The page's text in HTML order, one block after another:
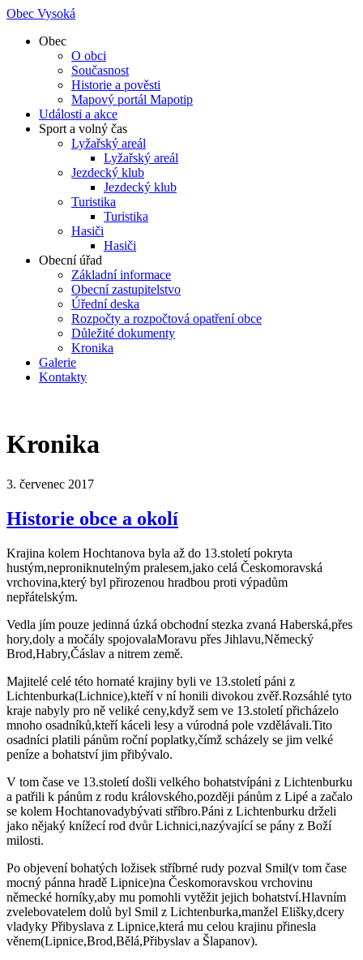
Obec Vysoká
Obec
O obci
Současnost
Historie a pověsti
Mapový portál Mapotip
Události a akce
Sport a volný čas
Lyžařský areál
Lyžařský areál
Jezdecký klub
Jezdecký klub
Turistika
Turistika
Hasiči
Hasiči
Obecní úřad
Základní informace
Obecní zastupitelstvo
Úřední deska
Rozpočty a rozpočtová opatření obce
Důležité dokumenty
Kronika
Galerie
Kontakty
Kronika
3. červenec 2017
Historie obce a okolí
Krajina kolem Hochtanova byla až do 13.století pokryta
hustým,neproniknutelným pralesem,jako celá Českomoravská
vrchovina,který byl přirozenou hradbou proti výpadům
nepřátelským.
Vedla jím pouze jedinná úzká obchodní stezka zvaná Haberská,přes
hory,doly a močály spojovalaMoravu přes Jihlavu,Německý
Brod,Habry,Čáslav a nitrem země.
Majitelé celé této hornaté krajiny byli ve 13.století páni z
Lichtenburka(Lichnice),kteří v ní honili divokou zvěř.Rozsáhlé tyto
kraje nabyly pro ně veliké ceny,když sem ve 13.století přicházelo
mnoho osadníků,kteří káceli lesy a vúrodná pole vzdělávali.Tito
osadníci platili pánům roční poplatky,čímž scházely se jim velké
peníze a bohatství jim přibývalo.
V tom čase ve 13.století došli velkého bohatstvípáni z Lichtenburku
a patřili k pánům z rodu královského,později pánům z Lipé a začalo
se kolem Hochtanovadybývati stříbro.Páni z Lichtenburku drželi
jako nějaký knížecí rod dvůr Lichnici,nazývající se pány z Boží
milosti.
Po objevení bohatých ložisek stříbrné rudy pozval Smil(v tom čase
mocný pánna hradě Lipnice)na Českomoravskou vrchovinu
německé horníky,aby mu pomohli vytěžit jejich bohatství.Hlavním
zvelebovatelem dolů byl Smil z Lichtenburka,manžel Elišky,dcery
vladyky Přibyslava z Lipnice,která mu celou krajinu přinesla
věnem(Lipnice,Brod,Bělá,Přibyslav a Šlapanov).